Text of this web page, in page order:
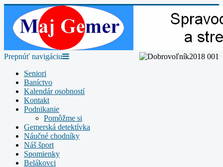
Prepnúť navigáciu
Seniori
Baníctvo
Kalendár osobností
Kontakt
Podnikanie
Pomôžme si
Gemerská detektívka
Náučné chodníky
Náš šport
Spomienky
Belákovci